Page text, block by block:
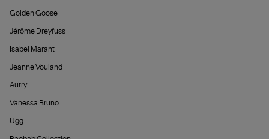
Golden Goose
Jérôme Dreyfuss
Isabel Marant
Jeanne Vouland
Autry
Vanessa Bruno
Ugg